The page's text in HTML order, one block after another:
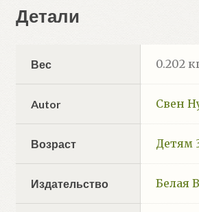
Детали
Вес 0.202
Autor Свен
Возраст Детям
Издательство Белая